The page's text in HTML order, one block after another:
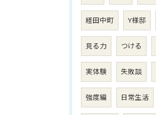
経田中町 Y様邸
見る力 つける
実体験 失敗談
強度編 日常生活